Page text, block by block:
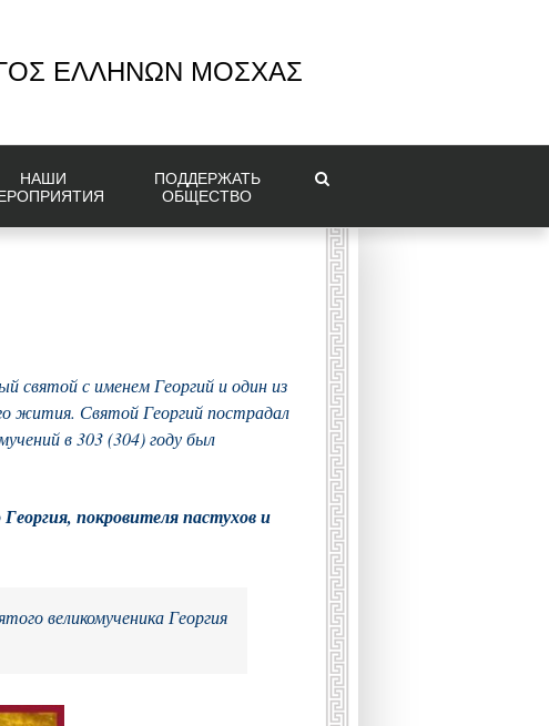
ΕΛΛΗΝΩΝ ΜΟΣΧΑΣ
НАШИ
ПОДДЕРЖАТЬ
ОБЩЕСТВО
святойс именем Георгийи один из
жития. Святой Георгий пострадал
в 303 (304) году был
покровителя пастухов и
великомученика Георгия